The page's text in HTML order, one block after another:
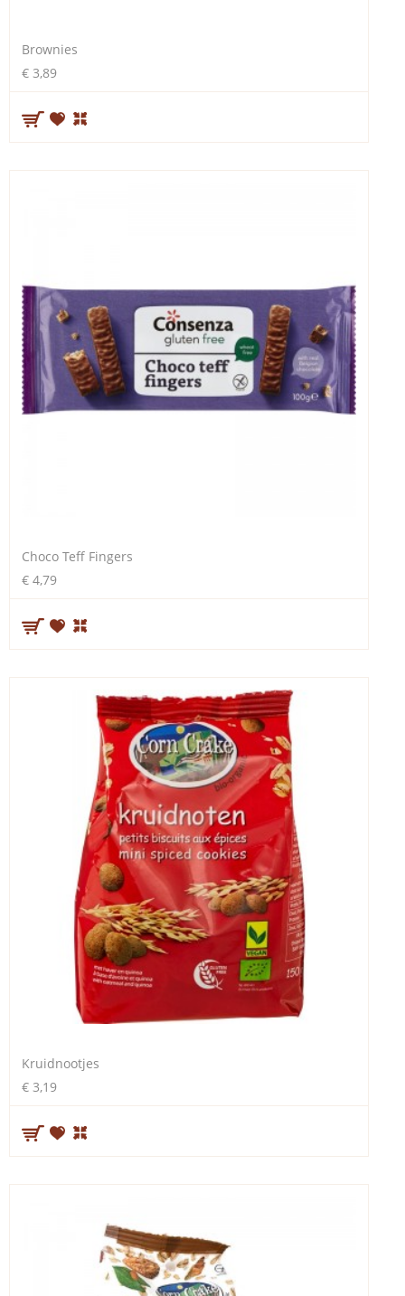
Brownies
€ 3,89
Choco Teff Fingers
€ 4,79
Kruidnootjes
€ 3,19